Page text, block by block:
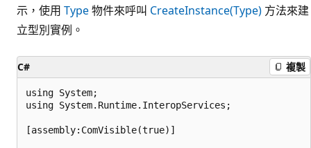
示，使用 Type物件來呼叫 CreateInstance(Type) 方法來建
立型別實例。
C# 複製
using System;
using System.Runtime.InteropServices;
[assembly:ComVisible(true)]